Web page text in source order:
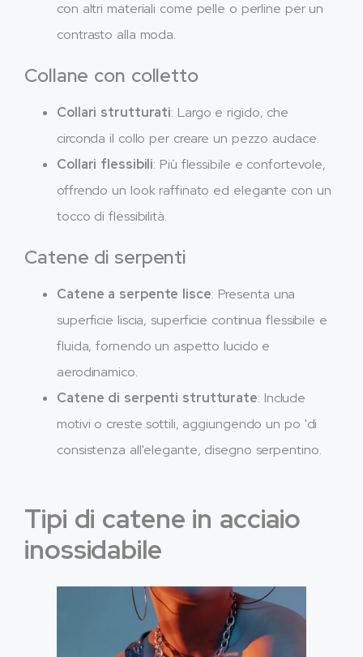
con altri materiali come pelle o perline per un
contrasto alla moda.
Collane con colletto
Collari strutturati: Largo e rigido, che
circonda il collo per creare un pezzo audace.
Collari flessibili: Più flessibile e confortevole,
offrendo un look raffinato ed elegante con un
tocco di flessibilità.
Catene di serpenti
Catene a serpente lisce: Presenta una
superficie liscia, superficie continua flessibile e
fluida, fornendo un aspetto lucido e
aerodinamico.
Catene di serpenti strutturate: Include
motivi o creste sottili, aggiungendo un po 'di
consistenza all'elegante, disegno serpentino.
Tipi di catene in acciaio
inossidabile